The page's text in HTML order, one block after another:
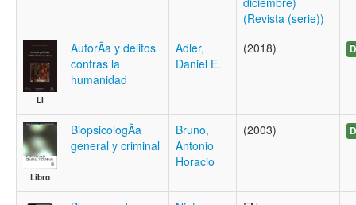
(Revista (serie))
LI
AutorÃ­a y delitos
contras la
humanidad
Adler,
Daniel E.
(2018)
Libro
BiopsicologÃ­a
general y criminal
Bruno,
Antonio
Horacio
(2003)